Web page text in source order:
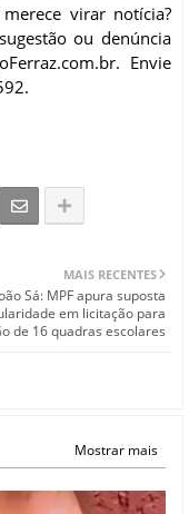
virar notícia?
ou denúncia
Envie
MAIS RECENTES
Sá: MPF apura suposta
em licitação para
de 16 quadras escolares
Mostrar mais